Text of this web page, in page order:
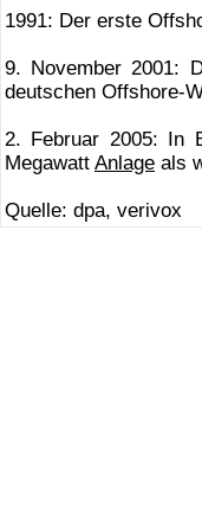
1991: Der erste
9. November 2001:
deutschen Offshore-
2. Februar 2005: In
Megawatt Anlage als
Quelle: dpa, verivox